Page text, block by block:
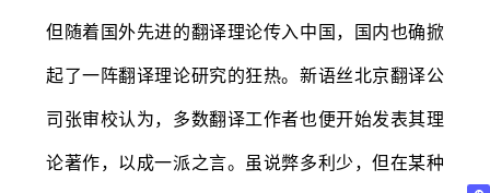
但随着国外先进的翻译理论传入中国，国内也确掀
起了一阵翻译理论研究的狂热。新语丝北京翻译公
司张审校认为，多数翻译工作者也便开始发表其理
论著作，以成一派之言。虽说弊多利少，但在某种